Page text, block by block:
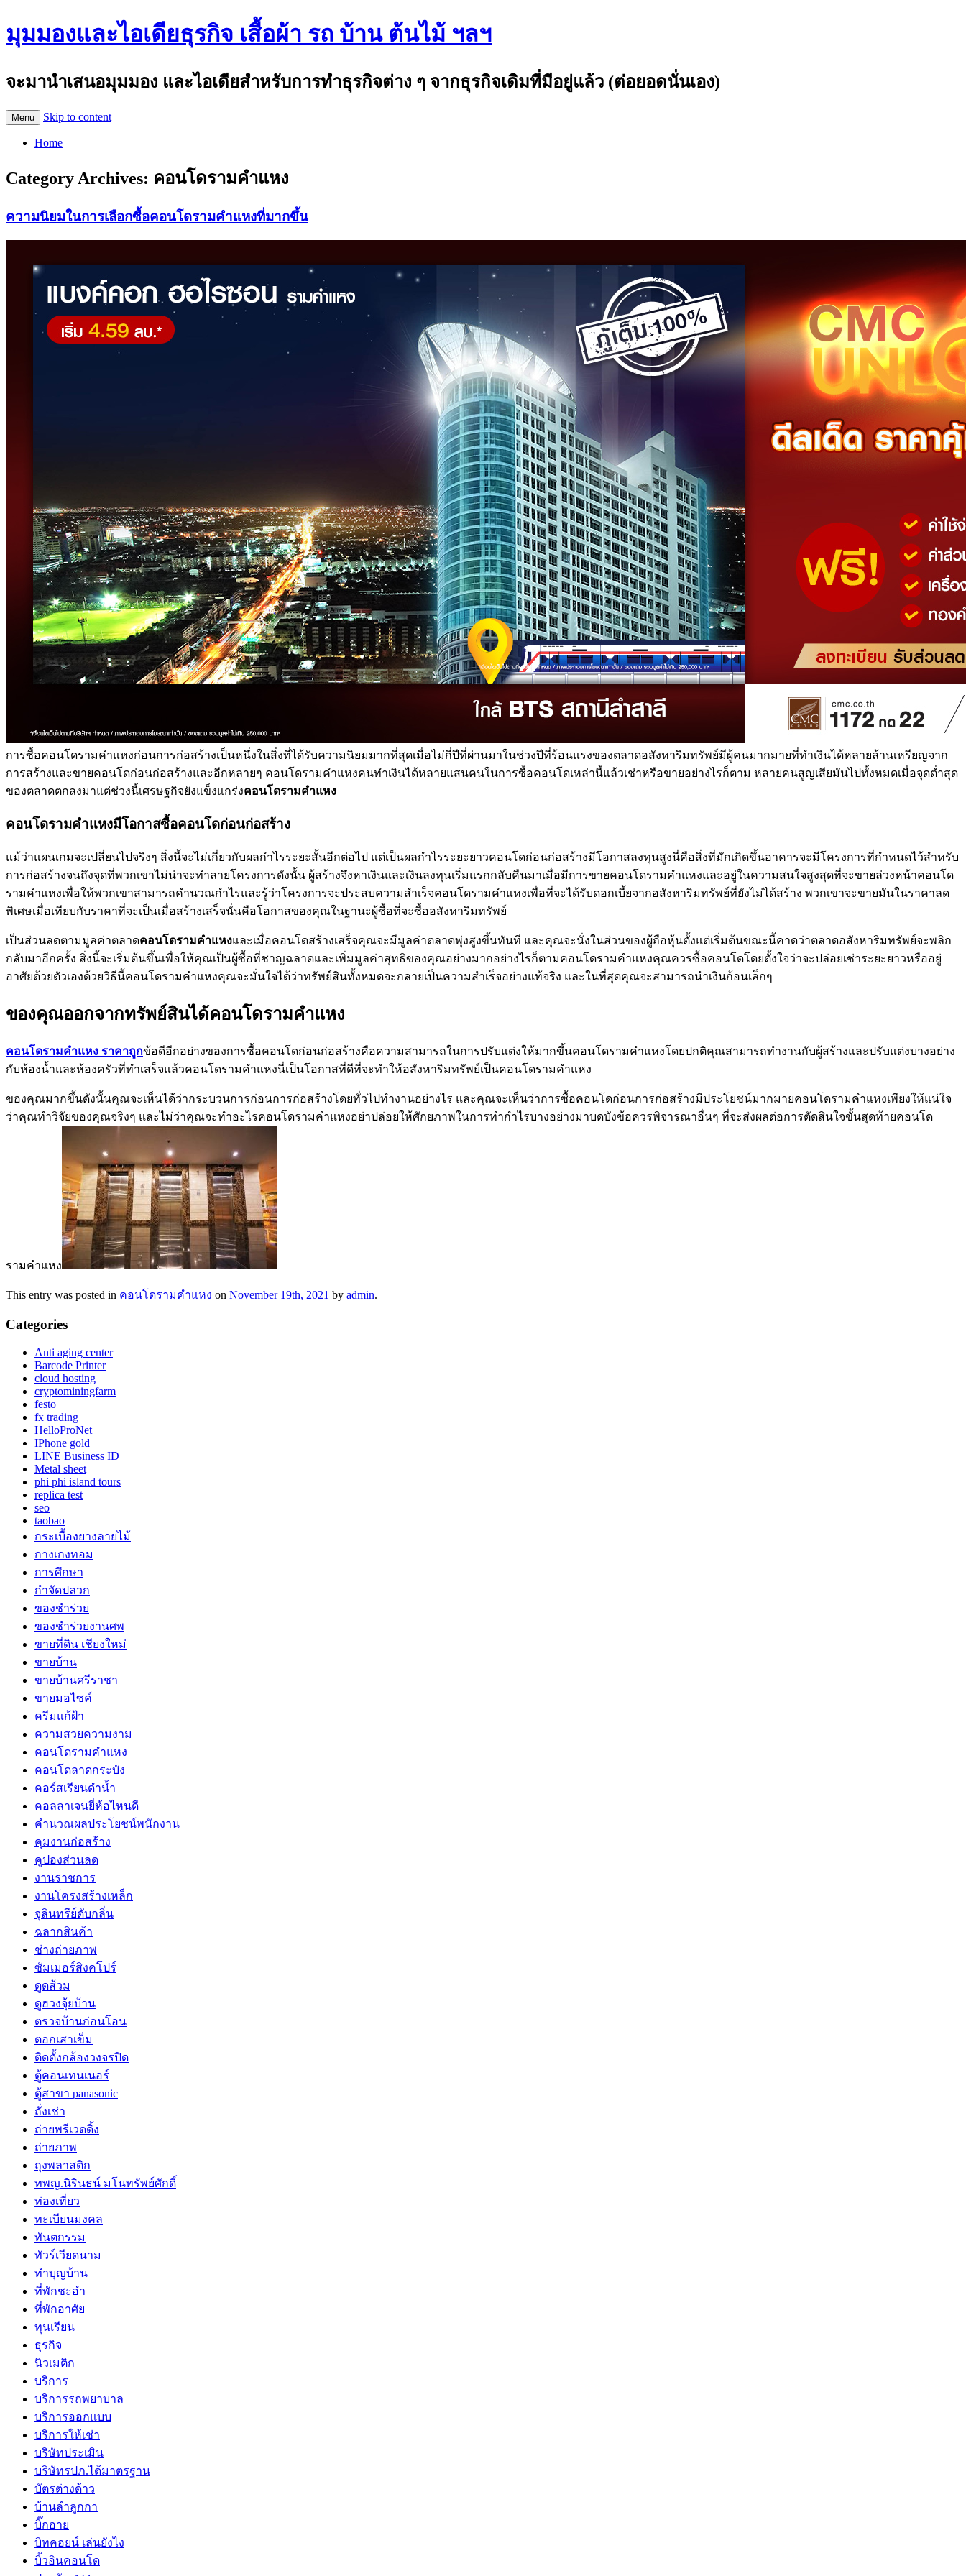
มุมมองและไอเดียธุรกิจ เสื้อผ้า รถ บ้าน ต้นไม้ ฯลฯ
จะมานำเสนอมุมมอง และไอเดียสำหรับการทำธุรกิจต่าง ๆ จากธุรกิจเดิมที่มีอยู่แล้ว (ต่อยอดนั่นเอง)
Menu Skip to content
Home
Category Archives: คอนโดรามคำแหง
ความนิยมในการเลือกซื้อคอนโดรามคำแหงที่มากขึ้น
การซื้อคอนโดรามคำแหงก่อนการก่อสร้างเป็นหนึ่งในสิ่งที่ได้รับความนิยมมากที่สุดเมื่อไม่กี่ปีที่ผ่านมาในช่วงปีที่ร้อนแรงของตลาดอสังหาริมทรัพย์มีผู้คนมากมายที่ทำเงินได้หลายล้านเหรียญจาก
การสร้างและขายคอนโดก่อนก่อสร้างและอีกหลายๆ คอนโดรามคำแหงคนทำเงินได้หลายแสนคนในการซื้อคอนโดเหล่านี้แล้วเช่าหรือขายอย่างไรก็ตาม หลายคนสูญเสียมันไปทั้งหมดเมื่อจุดต่ำสุด
ของตลาดตกลงมาแต่ช่วงนี้เศรษฐกิจยังแข็งแกร่งคอนโดรามคำแหง
คอนโดรามคำแหงมีโอกาสซื้อคอนโดก่อนก่อสร้าง
แม้ว่าแผนเกมจะเปลี่ยนไปจริงๆ สิ่งนี้จะไม่เกี่ยวกับผลกำไรระยะสั้นอีกต่อไป แต่เป็นผลกำไรระยะยาวคอนโดก่อนก่อสร้างมีโอกาสลงทุนสูงนี่คือสิ่งที่มักเกิดขึ้นอาคารจะมีโครงการที่กำหนดไว้สำหรับ
การก่อสร้างจนถึงจุดที่พวกเขาไม่น่าจะทำลายโครงการดังนั้น ผู้สร้างจึงหาเงินและเงินลงทุนเริ่มแรกกลับคืนมาเมื่อมีการขายคอนโดรามคำแหงและอยู่ในความสนใจสูงสุดที่จะขายล่วงหน้าคอนโด
รามคำแหงเพื่อให้พวกเขาสามารถคำนวณกำไรและรู้ว่าโครงการจะประสบความสำเร็จคอนโดรามคำแหงเพื่อที่จะได้รับดอกเบี้ยจากอสังหาริมทรัพย์ที่ยังไม่ได้สร้าง พวกเขาจะขายมันในราคาลด
พิเศษเมื่อเทียบกับราคาที่จะเป็นเมื่อสร้างเสร็จนั่นคือโอกาสของคุณในฐานะผู้ซื้อที่จะซื้ออสังหาริมทรัพย์
เป็นส่วนลดตามมูลค่าตลาดคอนโดรามคำแหงและเมื่อคอนโดสร้างเสร็จคุณจะมีมูลค่าตลาดพุ่งสูงขึ้นทันที และคุณจะนั่งในส่วนของผู้ถือหุ้นตั้งแต่เริ่มต้นขณะนี้คาดว่าตลาดอสังหาริมทรัพย์จะพลิก
กลับมาอีกครั้ง สิ่งนี้จะเริ่มต้นขึ้นเพื่อให้คุณเป็นผู้ซื้อที่ชาญฉลาดและเพิ่มมูลค่าสุทธิของคุณอย่างมากอย่างไรก็ตามคอนโดรามคำแหงคุณควรซื้อคอนโดโดยตั้งใจว่าจะปล่อยเช่าระยะยาวหรืออยู่
อาศัยด้วยตัวเองด้วยวิธีนี้คอนโดรามคำแหงคุณจะมั่นใจได้ว่าทรัพย์สินทั้งหมดจะกลายเป็นความสำเร็จอย่างแท้จริง และในที่สุดคุณจะสามารถนำเงินก้อนเล็กๆ
ของคุณออกจากทรัพย์สินได้คอนโดรามคำแหง
คอนโดรามคำแหง ราคาถูกข้อดีอีกอย่างของการซื้อคอนโดก่อนก่อสร้างคือความสามารถในการปรับแต่งให้มากขึ้นคอนโดรามคำแหงโดยปกติคุณสามารถทำงานกับผู้สร้างและปรับแต่งบางอย่าง
กับห้องน้ำและห้องครัวที่ทำเสร็จแล้วคอนโดรามคำแหงนี่เป็นโอกาสที่ดีที่จะทำให้อสังหาริมทรัพย์เป็นคอนโดรามคำแหง
ของคุณมากขึ้นดังนั้นคุณจะเห็นได้ว่ากระบวนการก่อนการก่อสร้างโดยทั่วไปทำงานอย่างไร และคุณจะเห็นว่าการซื้อคอนโดก่อนการก่อสร้างมีประโยชน์มากมายคอนโดรามคำแหงเพียงให้แน่ใจ
ว่าคุณทำวิจัยของคุณจริงๆ และไม่ว่าคุณจะทำอะไรคอนโดรามคำแหงอย่าปล่อยให้ศักยภาพในการทำกำไรบางอย่างมาบดบังข้อควรพิจารณาอื่นๆ ที่จะส่งผลต่อการตัดสินใจขั้นสุดท้ายคอนโด
รามคำแหง
This entry was posted in คอนโดรามคำแหง on November 19th, 2021 by admin.
Categories
Anti aging center
Barcode Printer
cloud hosting
cryptominingfarm
festo
fx trading
HelloProNet
IPhone gold
LINE Business ID
Metal sheet
phi phi island tours
replica test
seo
taobao
กระเบื้องยางลายไม้
กางเกงทอม
การศึกษา
กำจัดปลวก
ของชำร่วย
ของชำร่วยงานศพ
ขายที่ดิน เชียงใหม่
ขายบ้าน
ขายบ้านศรีราชา
ขายมอไซค์
ครีมแก้ฝ้า
ความสวยความงาม
คอนโดรามคำแหง
คอนโดลาดกระบัง
คอร์สเรียนดำน้ำ
คอลลาเจนยี่ห้อไหนดี
คำนวณผลประโยชน์พนักงาน
คุมงานก่อสร้าง
คูปองส่วนลด
งานราชการ
งานโครงสร้างเหล็ก
จุลินทรีย์ดับกลิ่น
ฉลากสินค้า
ช่างถ่ายภาพ
ซัมเมอร์สิงคโปร์
ดูดส้วม
ดูฮวงจุ้ยบ้าน
ตรวจบ้านก่อนโอน
ตอกเสาเข็ม
ติดตั้งกล้องวงจรปิด
ตู้คอนเทนเนอร์
ตู้สาขา panasonic
ถั่งเช่า
ถ่ายพรีเวดดิ้ง
ถ่ายภาพ
ถุงพลาสติก
ทพญ.นิรินธน์ มโนทรัพย์ศักดิ์
ท่องเที่ยว
ทะเบียนมงคล
ทันตกรรม
ทัวร์เวียดนาม
ทำบุญบ้าน
ที่พักชะอำ
ที่พักอาศัย
ทุนเรียน
ธุรกิจ
นิวเมติก
บริการ
บริการรถพยาบาล
บริการออกแบบ
บริการให้เช่า
บริษัทประเมิน
บริษัทรปภ.ได้มาตรฐาน
บัตรต่างด้าว
บ้านลำลูกกา
บิ๊กอาย
บิทคอยน์ เล่นยังไง
บิ้วอินคอนโด